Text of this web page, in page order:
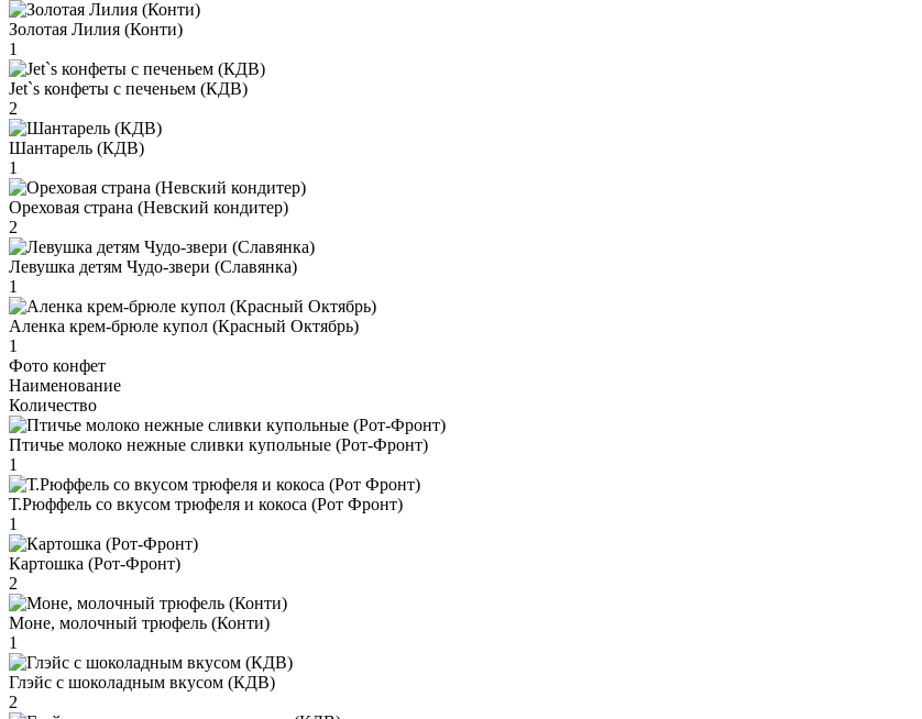
Золотая Лилия (Конти)
1
Jet`s конфеты с печеньем (КДВ)
2
Шантарель (КДВ)
1
Ореховая страна (Невский кондитер)
2
Левушка детям Чудо-звери (Славянка)
1
Аленка крем-брюле купол (Красный Октябрь)
1
Фото конфет
Наименование
Количество
Птичье молоко нежные сливки купольные (Рот-Фронт)
1
Т.Рюффель со вкусом трюфеля и кокоса (Рот Фронт)
1
Картошка (Рот-Фронт)
2
Моне, молочный трюфель (Конти)
1
Глэйс с шоколадным вкусом (КДВ)
2